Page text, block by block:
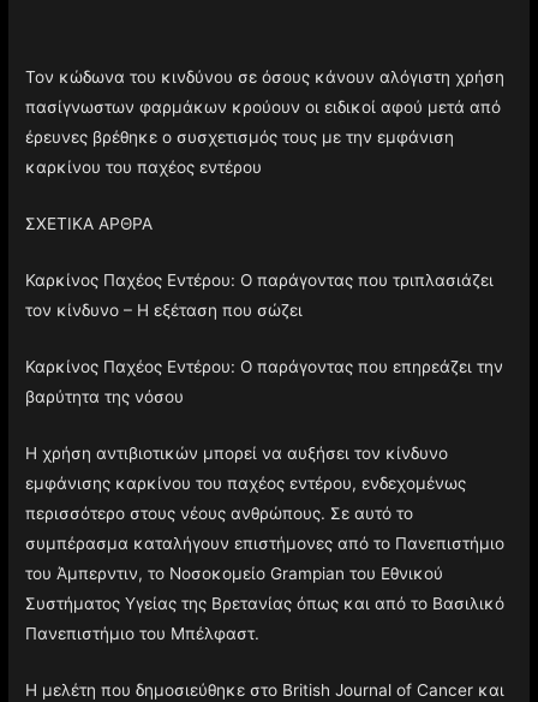
Τον κώδωνα του κινδύνου σε όσους κάνουν αλόγιστη χρήση
πασίγνωστων φαρμάκων κρούουν οι ειδικοί αφού μετά από
έρευνες βρέθηκε ο συσχετισμός τους με την εμφάνιση
καρκίνου του παχέος εντέρου
ΣΧΕΤΙΚΑ ΑΡΘΡΑ
Καρκίνος Παχέος Εντέρου: Ο παράγοντας που τριπλασιάζει
τον κίνδυνο – Η εξέταση που σώζει
Καρκίνος Παχέος Εντέρου: Ο παράγοντας που επηρεάζει την
βαρύτητα της νόσου
Η χρήση αντιβιοτικών μπορεί να αυξήσει τον κίνδυνο
εμφάνισης καρκίνου του παχέος εντέρου, ενδεχομένως
περισσότερο στους νέους ανθρώπους. Σε αυτό το
συμπέρασμα καταλήγουν επιστήμονες από το Πανεπιστήμιο
του Άμπερντιν, το Νοσοκομείο Grampian του Εθνικού
Συστήματος Υγείας της Βρετανίας όπως και από το Βασιλικό
Πανεπιστήμιο του Μπέλφαστ.
Η μελέτη που δημοσιεύθηκε στο British Journal of Cancer και